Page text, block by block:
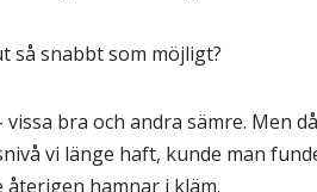
så snabbt som möjligt?
bra och andra sämre. Men
vi länge haft, kunde man
hamnar i kläm.